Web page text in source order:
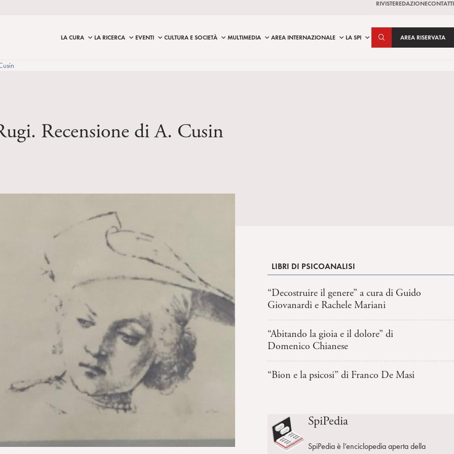
RIVISTEREDAZIONECONTATTI
LA CURA LA RICERCA EVENTI CULTURA E SOCIETÀ MULTIMEDIA AREA INTERNAZIONALE LA SPI AREA RISERVATA
Recensione di A. Cusin
LIBRI DI PSICOANALISI
“Decostruire il genere” a cura di Guido
Giovanardi e Rachele Mariani
“Abitando la gioia e il dolore” di
Domenico Chianese
“Bion e la psicosi” di Franco De Masi
SpiPedia
SpiPedia è l’enciclopedia aperta della